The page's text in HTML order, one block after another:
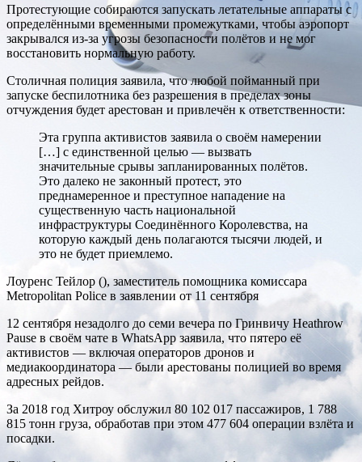
Протестующие собираются запускать летательные аппараты с
определёнными временными промежутками, чтобы аэропорт
закрывался из-за угрозы безопасности полётов и не мог
восстановить нормальную работу.
Столичная полиция заявила, что любой пойманный при
запуске беспилотника без разрешения в пределах зоны
отчуждения будет арестован и привлечён к ответственности:
Эта группа активистов заявила о своём намерении
[…] с единственной целью — вызвать
значительные срывы запланированных полётов.
Это далеко не законный протест, это
преднамеренное и преступное нападение на
существенную часть национальной
инфраструктуры Соединённого Королевства, на
которую каждый день полагаются тысячи людей, и
это не будет приемлемо.
Лоуренс Тейлор (), заместитель помощника комиссара
Metropolitan Police в заявлении от 11 сентября
12 сентября незадолго до семи вечера по Гринвичу Heathrow
Pause в своём чате в WhatsApp заявила, что пятеро её
активистов — включая операторов дронов и
медиакоординатора — были арестованы полицией во время
адресных рейдов.
За 2018 год Хитроу обслужил 80 102 017 пассажиров, 1 788
815 тонн груза, обработав при этом 477 604 операции взлёта и
посадки.